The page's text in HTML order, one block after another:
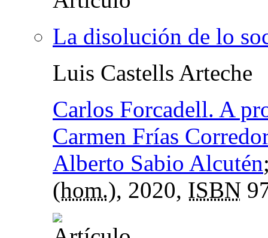
La disolución de lo
Luis Castells Arteche
Carlos Forcadell. A
Carmen Frías Corredor
Alberto Sabio Alcutén
(hom.), 2020, ISBN